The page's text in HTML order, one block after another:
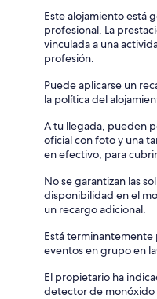
Este alojamiento está
profesional. La
vinculada a una
profesión.
Puede aplicarse un
la política del
A tu llegada, pueden
oficial con foto y una
en efectivo, para
No se garantizan las
disponibilidad en el
un recargo adicional.
Está
eventos en grupo en
El propietario ha
detector de monóxido